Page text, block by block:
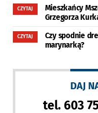
CZYTAJ
Mieszkańcy
Grzegorza
CZYTAJ
Czy spodnie
marynarką?
DAJ
tel. 603